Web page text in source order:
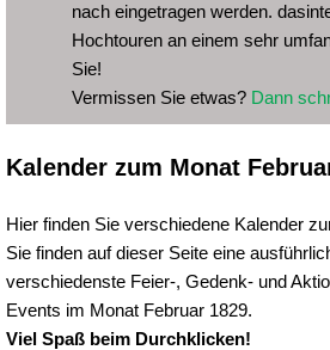
nach eingetragen werden.
Hochtouren an einem sehr
Sie!
Vermissen Sie etwas? Dann
Kalender zum Monat
Hier finden Sie verschiedene Kalender
Sie finden auf dieser Seite eine
verschiedenste Feier-, Gedenk- und
Events im Monat Februar 1829.
Viel Spaß beim Durchklicken!